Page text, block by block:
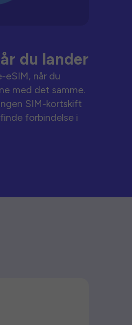
du lander
eSIM, når du
med det samme.
SIM-kortskift
forbindelse i